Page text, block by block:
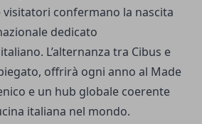
confermano la nascita
dedicato
L’alternanza tra Cibus e
offrirà ogni anno al Made
e un hub globale coerente
italiana nel mondo.